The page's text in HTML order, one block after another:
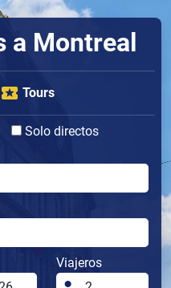
a Montreal
Tours
Solo directos
Viajeros